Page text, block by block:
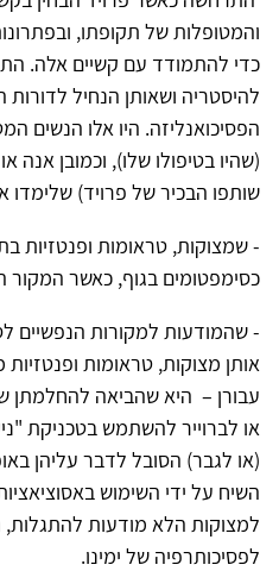
והמטופלות של תקופתו,
כדי להתמודד עם קשיים אלה.
להיסטריה ושאותן הנחיל
הפסיכואנליזה. היו אלו הנשים
(שהיו בטיפולו שלו), וכמובן אנה
שותפו הבכיר של פרויד) שלימדו
- שמצוקות, טראומות ופנטזיות
כסימפטומים בגוף, כאשר המקור
- שהמודעות למקורות הנפשיים
אותן מצוקות, טראומות ופנטזיות
עבורן – היא שהביאה להחלמתן
או לברוייר להשתמש בטכניקת
(או לגבר) הסובל לדבר עליהן
השיח על ידי השימוש
למצוקות הלא מודעות
לפסיכותרפיה של ימינו.